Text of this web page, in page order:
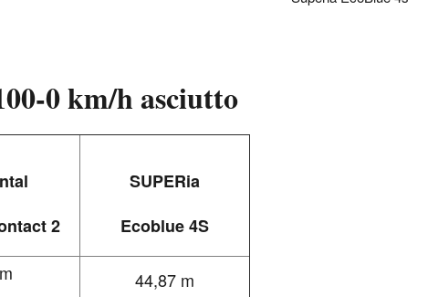
0 km/h asciutto
2
SUPERia
Ecoblue 4S
44,87 m